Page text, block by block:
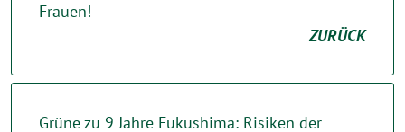
Frauen!
ZURÜCK
Grüne zu 9 Jahre Fukushima: Risiken der